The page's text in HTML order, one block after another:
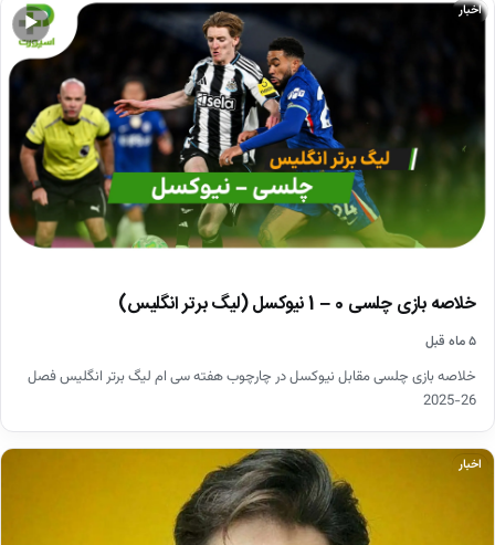
▶
اخبار
خلاصه بازی چلسی 0 – 1 نیوکسل (لیگ برتر انگلیس)
۵ ماه قبل
خلاصه بازی چلسی مقابل نیوکسل در چارچوب هفته سی ام لیگ برتر انگلیس فصل
26-2025
اخبار